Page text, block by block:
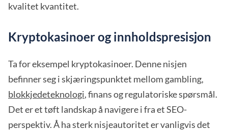
kvalitet kvantitet.
Kryptokasinoer og innholdspresisjon
Ta for eksempel kryptokasinoer. Denne nisjen
befinner seg i skjæringspunktet mellom gambling,
blokkjedeteknologi, finans og regulatoriske spørsmål.
Det er et tøft landskap å navigere i fra et SEO-
perspektiv. Å ha sterk nisjeautoritet er vanligvis det